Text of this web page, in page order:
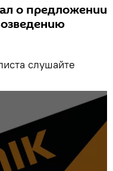
о предложении
слушайте